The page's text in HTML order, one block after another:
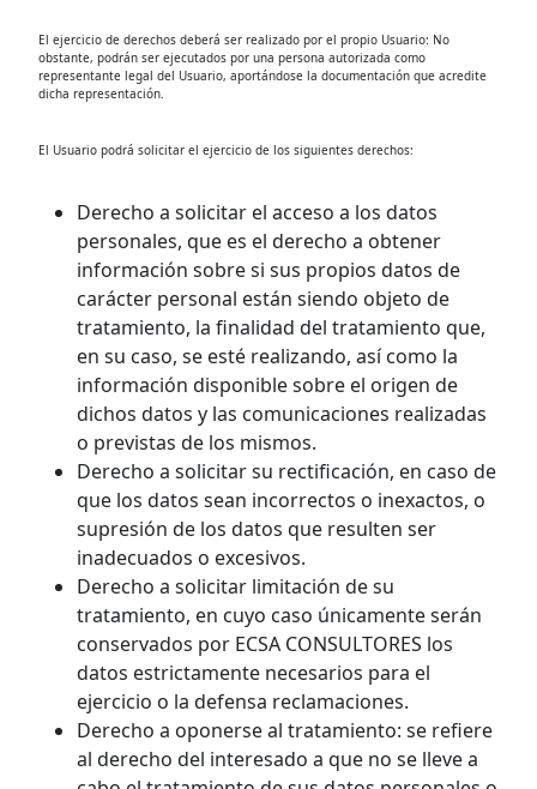
El ejercicio de derechos deberá ser realizado por el propio Usuario: No
obstante, podrán ser ejecutados por una persona autorizada como
representante legal del Usuario, aportándose la documentación que acredite
dicha representación.
El Usuario podrá solicitar el ejercicio de los siguientes derechos:
Derecho a solicitar el acceso a los datos
personales, que es el derecho a obtener
información sobre si sus propios datos de
carácter personal están siendo objeto de
tratamiento, la finalidad del tratamiento que,
en su caso, se esté realizando, así como la
información disponible sobre el origen de
dichos datos y las comunicaciones realizadas
o previstas de los mismos.
Derecho a solicitar su rectificación, en caso de
que los datos sean incorrectos o inexactos, o
supresión de los datos que resulten ser
inadecuados o excesivos.
Derecho a solicitar limitación de su
tratamiento, en cuyo caso únicamente serán
conservados por ECSA CONSULTORES los
datos estrictamente necesarios para el
ejercicio o la defensa reclamaciones.
Derecho a oponerse al tratamiento: se refiere
al derecho del interesado a que no se lleve a